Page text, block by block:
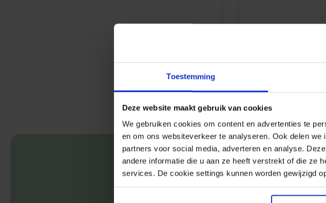
Toestemming
Deze website maakt gebruik van cookies
We gebruiken cookies om content en advertenties te
en om ons websiteverkeer te analyseren. Ook delen
partners voor social media, adverteren en analyse.
andere informatie die u aan ze heeft verstrekt of die ze
services. De cookie settings kunnen worden gewijzigd